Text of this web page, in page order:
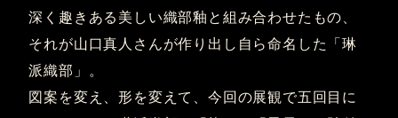
深く趣きある美しい織部釉と組み合わせたもの、
それが山口真人さんが作り出し自ら命名した「琳
派織部」。
図案を変え、形を変えて、今回の展観で五回目に